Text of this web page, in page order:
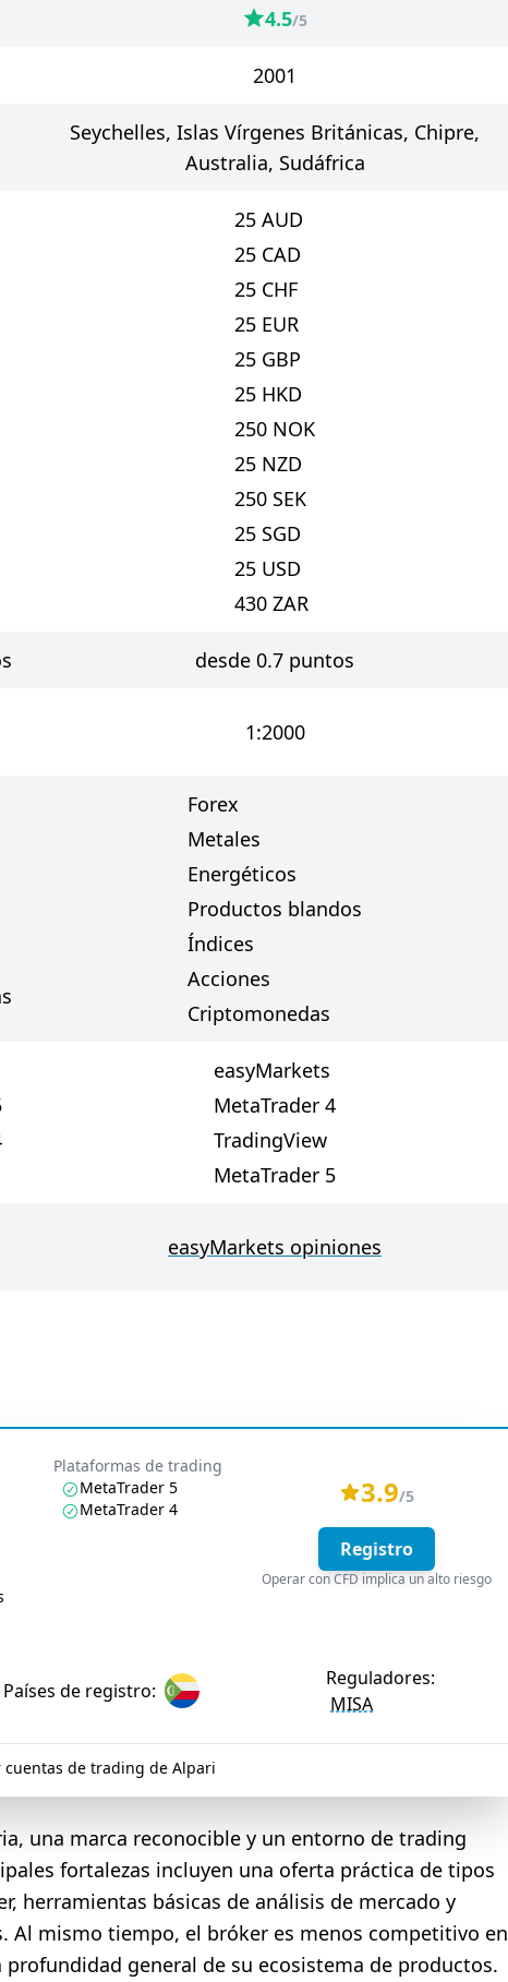
4.5/5
2001
Seychelles, Islas Vírgenes Británicas, Chipre,
Australia, Sudáfrica
25 AUD
25 CAD
25 CHF
25 EUR
25 GBP
25 HKD
250 NOK
25 NZD
250 SEK
25 SGD
25 USD
430 ZAR
desde 0.7 puntos
1:2000
Forex
Metales
Energéticos
Productos blandos
Índices
Acciones
Criptomonedas
easyMarkets
MetaTrader 4
TradingView
MetaTrader 5
easyMarkets opiniones
Plataformas de trading
MetaTrader 5
MetaTrader 4
3.9/5
Registro
Operar con CFD implica un alto riesgo
Países de registro:
Reguladores:
MISA
cuentas de trading de Alpari
una marca reconocible y un entorno de trading
fortalezas incluyen una oferta práctica de tipos
herramientas básicas de análisis de mercado y
Al mismo tiempo, el bróker es menos competitivo en
general de su ecosistema de productos.